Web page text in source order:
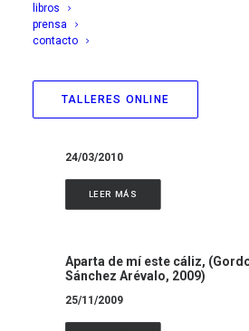
libros
prensa
contacto
TALLERES ONLINE
30/06/2010
ni cinta, ni blanca, (La Cita
24/03/2010
LEER MÁS
Aparta de mí este cáliz,
Sánchez Arévalo, 2009)
25/11/2009